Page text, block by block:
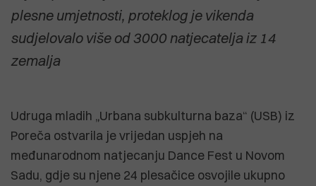
plesne umjetnosti, proteklog je vikenda
sudjelovalo više od 3000 natjecatelja iz 14
zemalja
Udruga mladih „Urbana subkulturna baza“ (USB) iz
Poreča ostvarila je vrijedan uspjeh na
međunarodnom natjecanju Dance Fest u Novom
Sadu, gdje su njene 24 plesačice osvojile ukupno